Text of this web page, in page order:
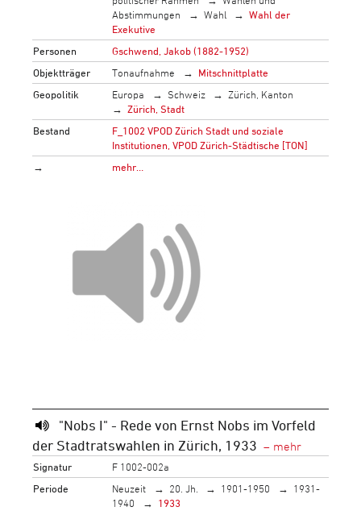
Abstimmungen
Wahl
Wahl der
Exekutive
Personen
Gschwend, Jakob (1882-1952)
Objektträger
Tonaufnahme
Mitschnittplatte
Geopolitik
Europa Schweiz
Zürich, Kanton
Zürich, Stadt
Bestand
F_1002 VPOD Zürich Stadt und soziale
Institutionen, VPOD Zürich-Städtische [TON]
→
mehr…
"Nobs I" - Rede von Ernst Nobs im Vorfeld
der Stadtratswahlen in Zürich, 1933
Signatur
F 1002-002a
Periode
Neuzeit 20. Jh. 1901-1950
1931-
1940
1933